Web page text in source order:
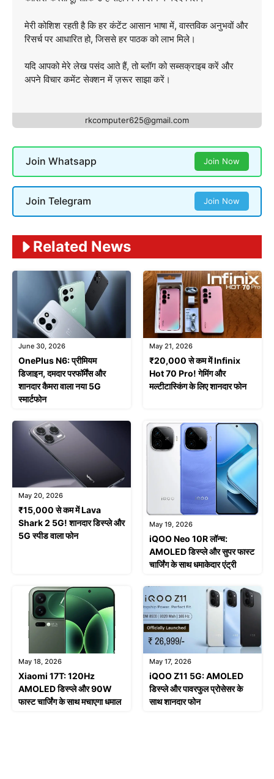
मेरी कोशिश रहती है कि हर कंटेंट आसान भाषा में, वास्तविक अनुभवों और
रिसर्च पर आधारित हो, जिससे हर पाठक को लाभ मिले।
यदि आपको मेरे लेख पसंद आते हैं, तो ब्लॉग को सब्सक्राइब करें और
अपने विचार कमेंट सेक्शन में ज़रूर साझा करें।
rkcomputer625@gmail.com
Join Whatsapp Join Now
Join Telegram Join Now
Related News
June 30, 2026
OnePlus N6: प्रीमियम
डिजाइन, दमदार परफॉर्मेंस और
शानदार कैमरा वाला नया 5G
स्मार्टफोन
May 21, 2026
₹20,000 से कम में Infinix
Hot 70 Pro! गेमिंग और
मल्टीटास्किंग के लिए शानदार फोन
May 20, 2026
₹15,000 से कम में Lava
Shark 2 5G! शानदार डिस्प्ले और
5G स्पीड वाला फोन
May 19, 2026
iQOO Neo 10R लॉन्च:
AMOLED डिस्प्ले और सुपर फास्ट
चार्जिंग के साथ धमाकेदार एंट्री
May 18, 2026
Xiaomi 17T: 120Hz
AMOLED डिस्प्ले और 90W
फास्ट चार्जिंग के साथ मचाएगा धमाल
May 17, 2026
iQOO Z11 5G: AMOLED
डिस्प्ले और पावरफुल प्रोसेसर के
साथ शानदार फोन